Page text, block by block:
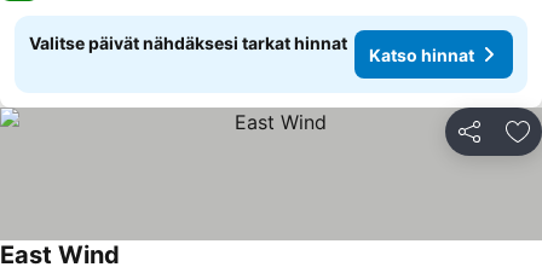
Valitse päivät nähdäksesi tarkat hinnat
Katso hinnat
Jaa
East Wind